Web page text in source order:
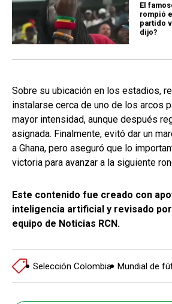
El
rompió
partido
dijo?
Sobre su ubicación en los estadios,
instalarse cerca de uno de los arcos
mayor intensidad, aunque después
asignada. Finalmente, evitó dar un
a Ghana, pero aseguró que lo
victoria para avanzar a la siguiente
Este contenido fue creado con
inteligencia artificial y revisado
equipo de Noticias RCN.
Selección Colombia Mundial de